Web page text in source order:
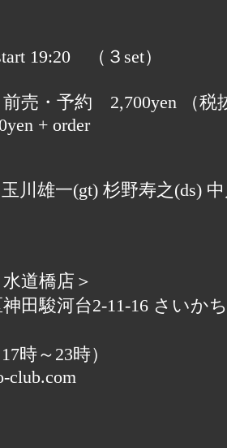
19:20 （３set）
売・予約 2,700yen （税
+ order
川雄一(gt) 杉野寿之(ds)
道橋店＞
田駿河台2-11-16 さいか
時～23時）
club.com